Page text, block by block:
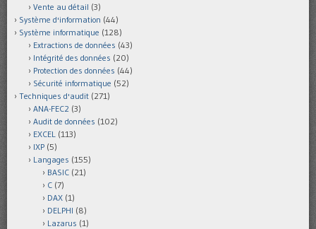
Vente au détail (3)
Système d'information (44)
Système informatique (128)
Extractions de données (43)
Intégrité des données (20)
Protection des données (44)
Sécurité informatique (52)
Techniques d'audit (271)
ANA-FEC2 (3)
Audit de données (102)
EXCEL (113)
IXP (5)
Langages (155)
BASIC (21)
C (7)
DAX (1)
DELPHI (8)
Lazarus (1)